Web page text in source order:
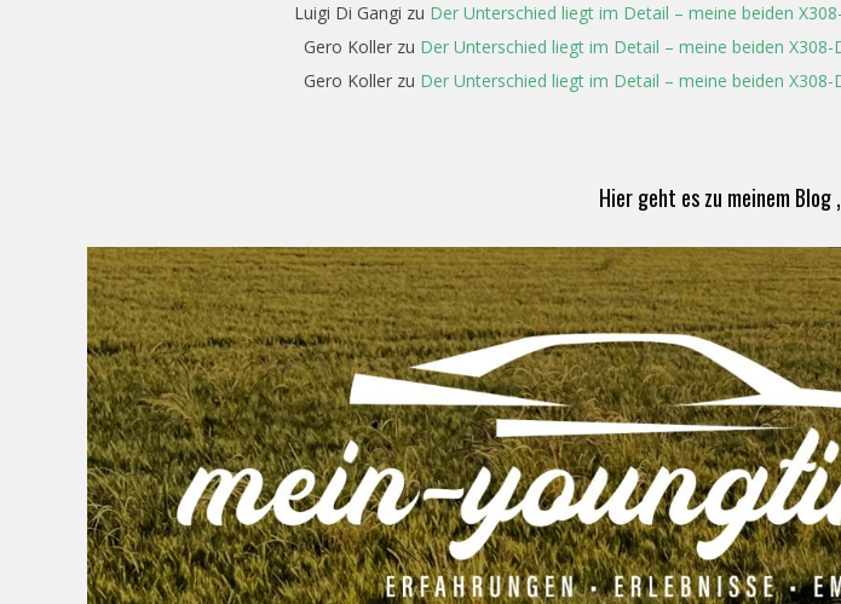
Luigi Di Gangi zu Der Unterschied liegt im Detail – meine beiden
Gero Kollerzu Der Unterschied liegt im Detail – meine beiden
Gero Kollerzu Der Unterschied liegt im Detail – meine beiden
Hier geht es zu meinem Blog